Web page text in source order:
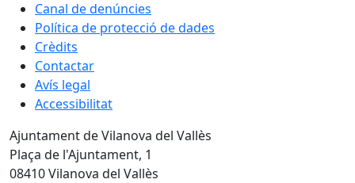
Canal de denúncies
Política de protecció de dades
Crèdits
Contactar
Avís legal
Accessibilitat
Ajuntament de Vilanova del Vallès
Plaça de l'Ajuntament, 1
08410 Vilanova del Vallès